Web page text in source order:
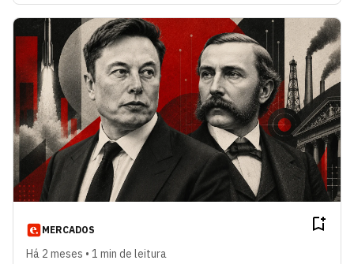
MERCADOS
Há 2 meses • 1 min de leitura